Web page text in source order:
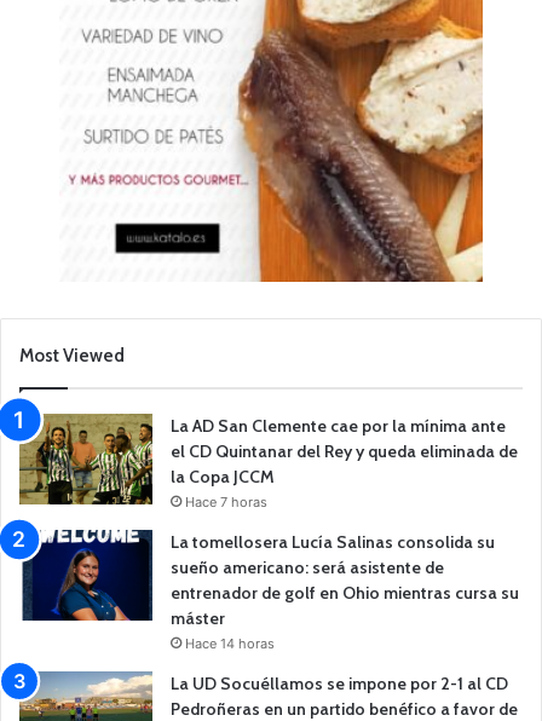
Most Viewed
La AD San Clemente cae por la mínima ante
el CD Quintanar del Rey y queda eliminada de
la Copa JCCM
Hace 7 horas
La tomellosera Lucía Salinas consolida su
sueño americano: será asistente de
entrenador de golf en Ohio mientras cursa su
máster
Hace 14 horas
La UD Socuéllamos se impone por 2-1 al CD
Pedroñeras en un partido benéfico a favor de